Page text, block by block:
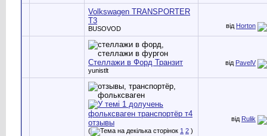
Volkswagen TRANSPORTER
T3
BUSOVOD від Horton
Стеллажи в Форд Транзит
yunistlt
від PavelV
фольксваген транспортёр т4
отзывы
( 1 2 )
від Rulik